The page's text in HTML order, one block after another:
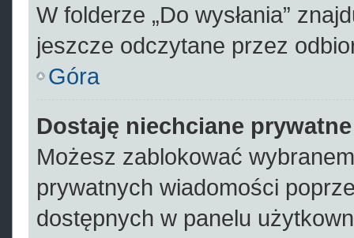
W folderze „Do wysłania”
jeszcze odczytane przez
Góra
Dostaję niechciane
Możesz zablokować
prywatnych wiadomości
dostępnych w panelu